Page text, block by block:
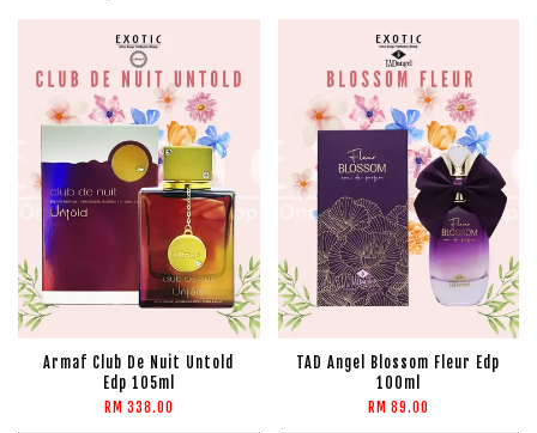
Armaf Club De Nuit Untold
Edp 105ml
RM 338.00
TAD Angel Blossom Fleur Edp
100ml
RM 89.00